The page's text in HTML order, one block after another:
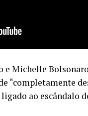
Michelle
“completamente
ao escândalo